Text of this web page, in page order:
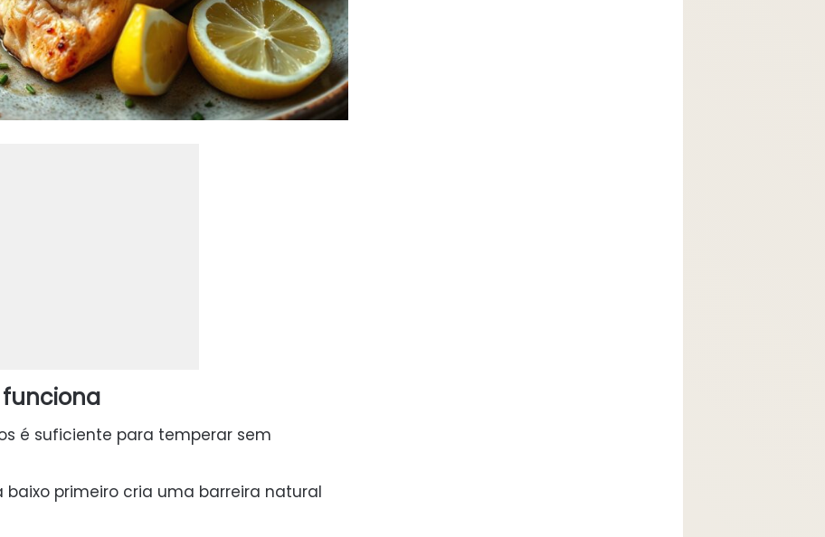
funciona
é suficiente para temperar sem
baixo primeiro cria uma barreira natural